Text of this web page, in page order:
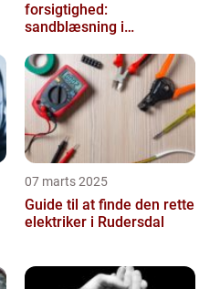
forsigtighed:
sandblæsning i
07 marts 2025
Guide til at finde den rette
elektriker i Rudersdal